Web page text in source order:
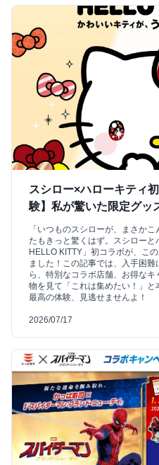
スシロー×ハローキティ
験】私が驚いた限定グッ
「いつものスシローが、まさか
たもきっと驚くはず。スシロー
HELLO KITTY」初コラボが、こ
ました！この記事では、入手困
ら、特別なコラボ店舗、お得な
物を見て「これは集めたい！」
最高の体験、見逃せませんよ！
2026/07/17